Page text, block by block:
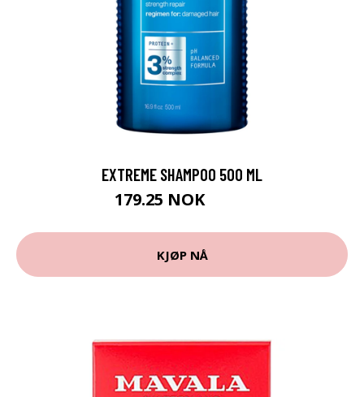
EXTREME SHAMPOO 500 ML
179.25 NOK
KJØP NÅ